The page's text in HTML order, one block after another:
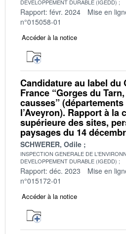
DEVELOPPEMENT DURABLE (IGEDD)
Rapport: févr. 2024 Mise en
n°015058-01
Accéder à la notice
Candidature au label du
France “Gorges du
causses”
l’Aveyron). Rapport à la
supérieure des sites,
paysages du 14
SCHWERER, Odile
INSPECTION GENERALE DE
DEVELOPPEMENT DURABLE (IGEDD)
Rapport: déc. 2023 Mise en
n°015172-01
Accéder à la notice